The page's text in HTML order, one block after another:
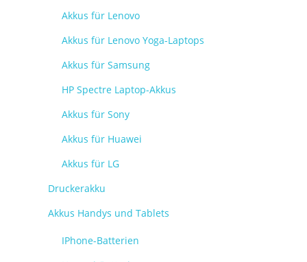
Akkus für Lenovo
Akkus für Lenovo Yoga-Laptops
Akkus für Samsung
HP Spectre Laptop-Akkus
Akkus für Sony
Akkus für Huawei
Akkus für LG
Druckerakku
Akkus Handys und Tablets
IPhone-Batterien